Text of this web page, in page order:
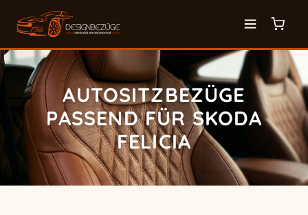
AUTOSITZBEZÜGE
PASSEND FÜR SKODA
FELICIA